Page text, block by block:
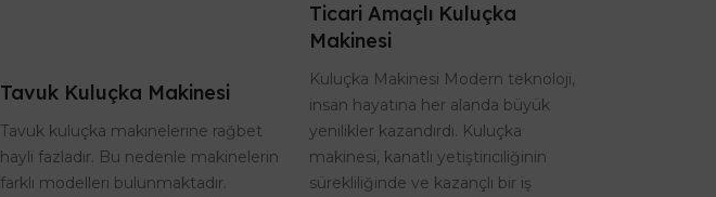
Tavuk Kuluçka Makinesi
Tavuk kuluçka makinelerine rağbet
hayli fazladır. Bu nedenle makinelerin
farklı modelleri bulunmaktadır.
Ticari Amaçlı Kuluçka
Makinesi
Kuluçka Makinesi Modern teknoloji,
insan hayatına her alanda büyük
yenilikler kazandırdı. Kuluçka
makinesi, kanatlı yetiştiriciliğinin
sürekliliğinde ve kazançlı bir iş